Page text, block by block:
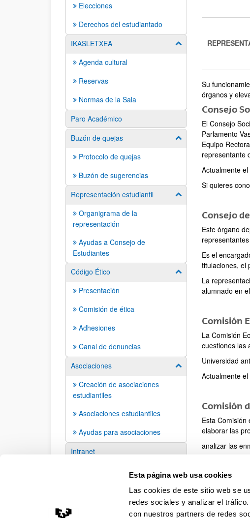
Esta página web usa cookies
Las cookies de este sitio web se
redes sociales y analizar el
con nuestros partners de redes
Elecciones
Derechos del estudiantado
IKASLETXEA
Mostrar/ocultar
Agenda cultural
Reservas
Normas de la Sala
Paro Académico
Buzón de quejas
Mostrar/ocultar
Protocolo de quejas
Buzón de sugerencias
Representación estudiantil
Mostrar/ocultar
Organigrama de la
representación
Ayudas a Consejo de
Estudiantes
Código Ético
Mostrar/ocultar
Presentación
Comisión de ética
Adhesiones
Canal de denuncias
Asociaciones
Mostrar/ocultar
Creación de asociaciones
estudiantiles
Asociaciones estudiantiles
Ayudas para asociaciones
Intranet
Su
órganos y
Consejo
El Consejo
Parlamento
Equipo
representante
Actualmente
Si quieres
Consejo
Este órgano
Es el
titulaciones, el
La
alumnado en
Comisión
La Comisión
cuestiones las
Universidad
Actualmente
Comisión
Esta
elaborar las
analizar las